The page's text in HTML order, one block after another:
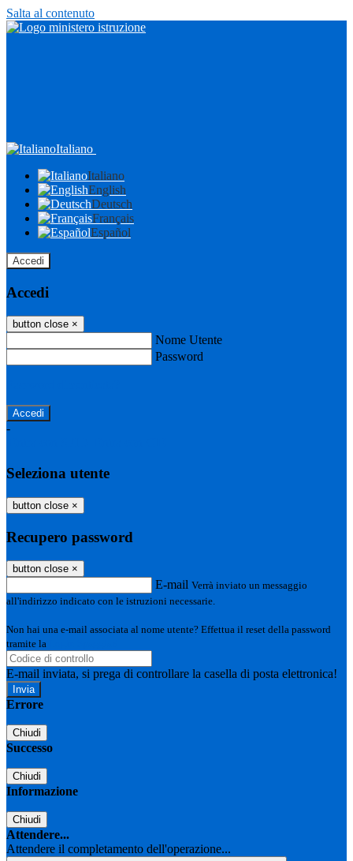
Salta al contenuto
Italiano
Italiano
English
Deutsch
Français
Español
Accedi
Accedi
button close ×
Nome Utente
Password
-
Seleziona utente
button close ×
Recupero password
button close ×
E-mail Verrà inviato un messaggio
all'indirizzo indicato con le istruzioni necessarie.
Non hai una e-mail associata al nome utente? Effettua il reset della password
tramite la
E-mail inviata, si prega di controllare la casella di posta elettronica!
Errore
Chiudi
Successo
Chiudi
Informazione
Chiudi
Attendere...
Attendere il completamento dell'operazione...